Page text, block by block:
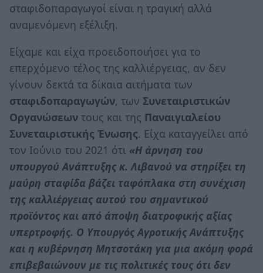
σταφιδοπαραγωγοί είναι η τραγική αλλά
αναμενόμενη εξέλιξη.
Είχαμε και είχα προειδοποιήσει για το
επερχόμενο τέλος της καλλιέργειας, αν δεν
γίνουν δεκτά τα δίκαια αιτήματα των
σταφιδοπαραγωγών, των Συνεταιριστικών
Οργανώσεων τους και της Παναιγιαλείου
Συνεταιριστικής Ένωσης. Είχα καταγγείλει από
τον Ιούνιο του 2021 ότι «Η άρνηση του
υπουργού Ανάπτυξης κ. Λιβανού να στηρίξει τη
μαύρη σταφίδα βάζει ταφόπλακα στη συνέχιση
της καλλιέργειας αυτού του σημαντικού
προϊόντος και από άποψη διατροφικής αξίας
υπερτροφής. Ο Υπουργός Αγροτικής Ανάπτυξης
και η κυβέρνηση Μητσοτάκη για μια ακόμη φορά
επιβεβαιώνουν με τις πολιτικές τους ότι δεν